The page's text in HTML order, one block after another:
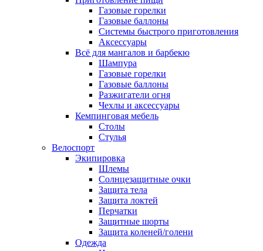
Газовые горелки
Газовые баллоны
Системы быстрого приготовления
Аксессуары
Всё для мангалов и барбекю
Шампура
Газовые горелки
Газовые баллоны
Разжигатели огня
Чехлы и аксессуары
Кемпинговая мебель
Столы
Стулья
Велоспорт
Экипировка
Шлемы
Солнцезащитные очки
Защита тела
Защита локтей
Перчатки
Защитные шорты
Защита коленей/голени
Одежда